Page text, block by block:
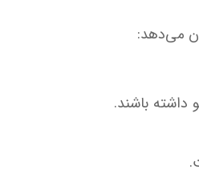
می‌دهد: